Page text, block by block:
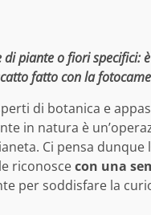
piante o fiori specifici:
fatto con la
di botanica e
in natura è
Ci pensa
riconoscecon una
per soddisfare la